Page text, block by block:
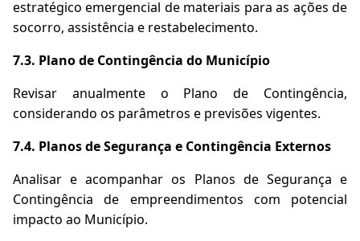
estratégico emergencial de materiais para as ações de
socorro, assistência e restabelecimento.
7.3. Plano de Contingência do Município
Revisar anualmente o Plano de Contingência,
considerando os parâmetros e previsões vigentes.
7.4. Planos de Segurança e Contingência Externos
Analisar e acompanhar os Planos de Segurança e
Contingência de empreendimentos com potencial
impacto ao Município.